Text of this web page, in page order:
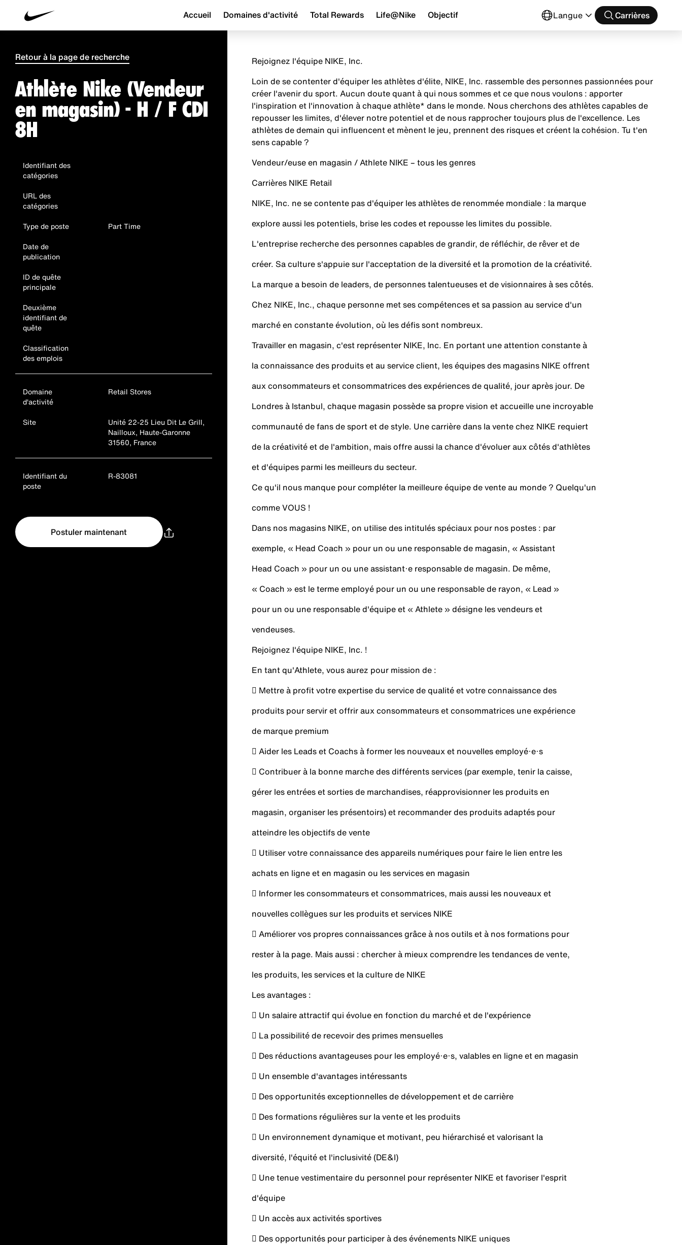
Accueil Domaines d'activité Total Rewards Life@Nike Objectif Langue Carrières
Retour à la page de recherche
Athlète Nike (Vendeur
en magasin) - H / F CDI
8H
Identifiant des
catégories
URL des
catégories
Type de poste
Part Time
Date de
publication
ID de quête
principale
Deuxième
identifiant de
quête
Classification
des emplois
Domaine
d'activité
Retail Stores
Site
Unité 22-25 Lieu Dit Le Grill,
Nailloux, Haute-Garonne
31560, France
Identifiant du
poste
R-83081
Postuler maintenant
Rejoignez l'équipe NIKE, Inc.
Loin de se contenter d'équiper les athlètes d'élite, NIKE, Inc. rassemble des personnes passionnées pour
créer l'avenir du sport. Aucun doute quant à qui nous sommes et ce que nous voulons : apporter
l'inspiration et l'innovation à chaque athlète* dans le monde. Nous cherchons des athlètes capables de
repousser les limites, d'élever notre potentiel et de nous rapprocher toujours plus de l'excellence. Les
athlètes de demain qui influencent et mènent le jeu, prennent des risques et créent la cohésion. Tu t'en
sens capable ?
Vendeur/euse en magasin / Athlete NIKE – tous les genres
Carrières NIKE Retail
NIKE, Inc. ne se contente pas d'équiper les athlètes de renommée mondiale : la marque
explore aussi les potentiels, brise les codes et repousse les limites du possible.
L'entreprise recherche des personnes capables de grandir, de réfléchir, de rêver et de
créer. Sa culture s'appuie sur l'acceptation de la diversité et la promotion de la créativité.
La marque a besoin de leaders, de personnes talentueuses et de visionnaires à ses côtés.
Chez NIKE, Inc., chaque personne met ses compétences et sa passion au service d'un
marché en constante évolution, où les défis sont nombreux.
Travailler en magasin, c'est représenter NIKE, Inc. En portant une attention constante à
la connaissance des produits et au service client, les équipes des magasins NIKE offrent
aux consommateurs et consommatrices des expériences de qualité, jour après jour. De
Londres à Istanbul, chaque magasin possède sa propre vision et accueille une incroyable
communauté de fans de sport et de style. Une carrière dans la vente chez NIKE requiert
de la créativité et de l'ambition, mais offre aussi la chance d'évoluer aux côtés d'athlètes
et d'équipes parmi les meilleurs du secteur.
Ce qu'il nous manque pour compléter la meilleure équipe de vente au monde ? Quelqu'un
comme VOUS !
Dans nos magasins NIKE, on utilise des intitulés spéciaux pour nos postes : par
exemple, « Head Coach » pour un ou une responsable de magasin, « Assistant
Head Coach » pour un ou une assistant·e responsable de magasin. De même,
« Coach » est le terme employé pour un ou une responsable de rayon, « Lead »
pour un ou une responsable d'équipe et « Athlete » désigne les vendeurs et
vendeuses.
Rejoignez l'équipe NIKE, Inc. !
En tant qu'Athlete, vous aurez pour mission de :
 Mettre à profit votre expertise du service de qualité et votre connaissance des
produits pour servir et offrir aux consommateurs et consommatrices une expérience
de marque premium
 Aider les Leads et Coachs à former les nouveaux et nouvelles employé·e·s
 Contribuer à la bonne marche des différents services (par exemple, tenir la caisse,
gérer les entrées et sorties de marchandises, réapprovisionner les produits en
magasin, organiser les présentoirs) et recommander des produits adaptés pour
atteindre les objectifs de vente
 Utiliser votre connaissance des appareils numériques pour faire le lien entre les
achats en ligne et en magasin ou les services en magasin
 Informer les consommateurs et consommatrices, mais aussi les nouveaux et
nouvelles collègues sur les produits et services NIKE
 Améliorer vos propres connaissances grâce à nos outils et à nos formations pour
rester à la page. Mais aussi : chercher à mieux comprendre les tendances de vente,
les produits, les services et la culture de NIKE
Les avantages :
 Un salaire attractif qui évolue en fonction du marché et de l'expérience
 La possibilité de recevoir des primes mensuelles
 Des réductions avantageuses pour les employé·e·s, valables en ligne et en magasin
 Un ensemble d'avantages intéressants
 Des opportunités exceptionnelles de développement et de carrière
 Des formations régulières sur la vente et les produits
 Un environnement dynamique et motivant, peu hiérarchisé et valorisant la
diversité, l'équité et l'inclusivité (DE&I)
 Une tenue vestimentaire du personnel pour représenter NIKE et favoriser l'esprit
d'équipe
 Un accès aux activités sportives
 Des opportunités pour participer à des événements NIKE uniques